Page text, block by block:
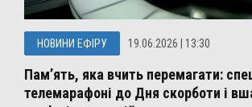
НОВИНИ ЕФІРУ 19.06.2026 | 13:30
Пам’ять, яка вчить перемагати:
телемарафоні до Дня скорботи і